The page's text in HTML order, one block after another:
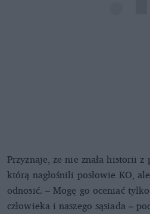
Przyznaje, że nie znała historii
którą nagłośnili posłowie KO,
odnosić. – Mogę go oceniać
człowieka i naszego sąsiada –